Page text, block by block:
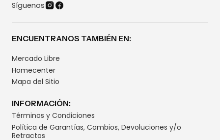
Síguenos
ENCUENTRANOS TAMBIÉN EN:
Mercado Libre
Homecenter
Mapa del Sitio
INFORMACIÓN:
Términos y Condiciones
Política de Garantías, Cambios, Devoluciones y/o
Retractos